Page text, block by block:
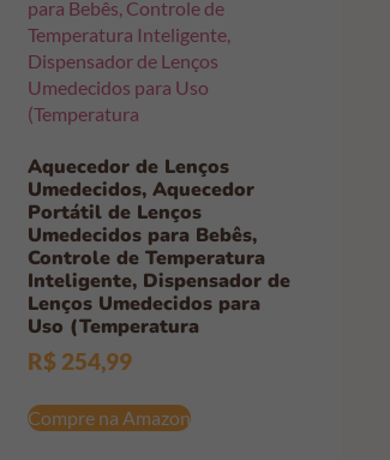
Aquecedor de Lenços
Umedecidos, Aquecedor
Portátil de Lenços
Umedecidos para Bebês,
Controle de Temperatura
Inteligente, Dispensador de
Lenços Umedecidos para
Uso (Temperatura
R$254,99
Compre na Amazon